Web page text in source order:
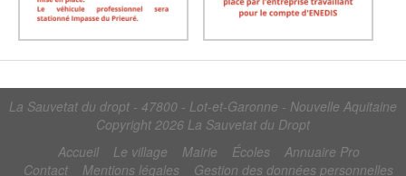
La Sauvetat du dropt - 47800 - Lot-et-Garonne - Nouvelle Aquitaine
Copyright 2026 La Sauvetat du Dropt
Accueil
Le village Mairie Écoles
Annuaire Pro
Contact
Mentions légales Gestion des données personnelles